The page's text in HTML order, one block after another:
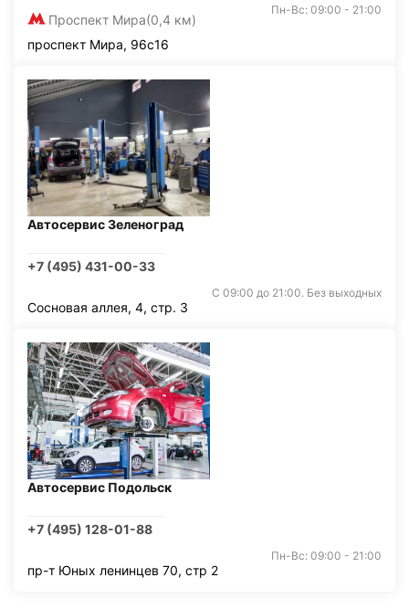
Проспект Мира(0,4 км)
Пн-Вс: 09:00 - 21:00
проспект Мира, 96с16
Автосервис Зеленоград
+7 (495) 431-00-33
С 09:00 до 21:00. Без выходных
Сосновая аллея, 4, стр. 3
Автосервис Подольск
+7 (495) 128-01-88
Пн-Вс: 09:00 - 21:00
пр-т Юных ленинцев 70, стр 2